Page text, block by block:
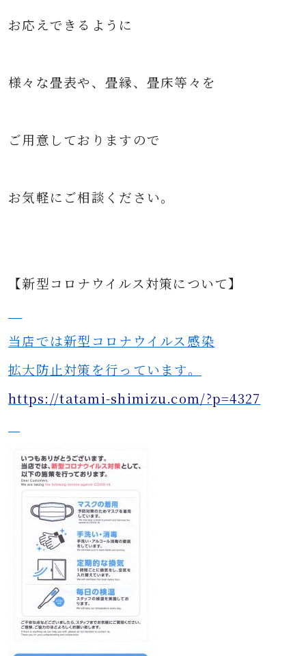
お応えできるように
様々な畳表や、畳縁、畳床等々を
ご用意しておりますので
お気軽にご相談ください。
【新型コロナウイルス対策について】
当店では新型コロナウイルス感染
拡大防止対策を行っています。
https://tatami-shimizu.com/?p=4327